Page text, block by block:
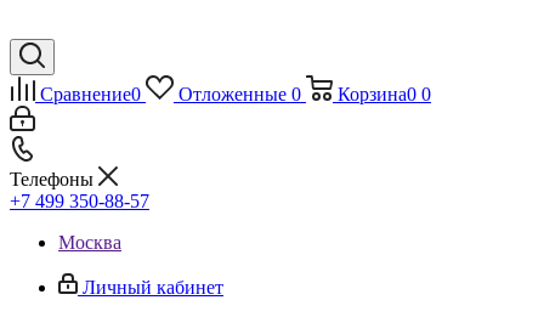
Сравнение0 Отложенные 0 Корзина0 0
Телефоны
+7 499 350-88-57
Москва
Личный кабинет